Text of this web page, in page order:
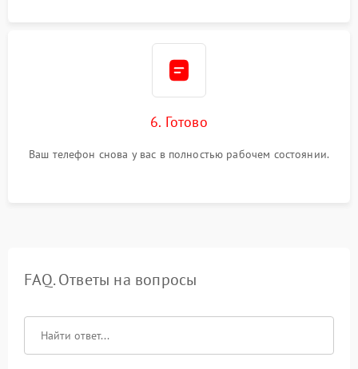
6. Готово
Ваш телефон снова у вас в полностью рабочем состоянии.
FAQ. Ответы на вопросы